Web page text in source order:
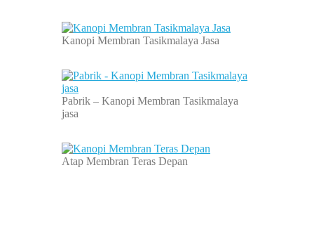
Kanopi Membran Tasikmalaya Jasa
Pabrik – Kanopi Membran Tasikmalaya
jasa
Atap Membran Teras Depan